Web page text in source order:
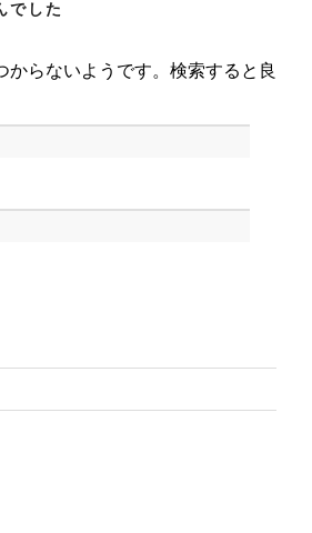
でした
からないようです。検索すると良